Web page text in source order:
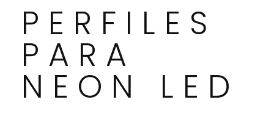
PERFILES
PARA
NEON LED